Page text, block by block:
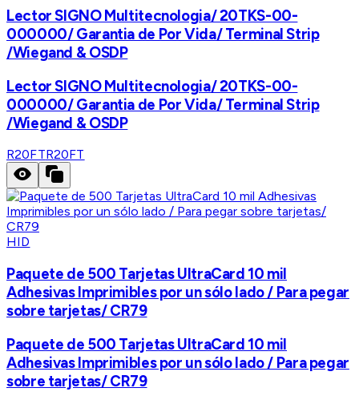
Lector SIGNO Multitecnologia/ 20TKS-00-
000000/ Garantia de Por Vida/ Terminal Strip
/Wiegand & OSDP
Lector SIGNO Multitecnologia/ 20TKS-00-
000000/ Garantia de Por Vida/ Terminal Strip
/Wiegand & OSDP
R20FTR20FT
HID
Paquete de 500 Tarjetas UltraCard 10 mil
Adhesivas Imprimibles por un sólo lado / Para pegar
sobre tarjetas/ CR79
Paquete de 500 Tarjetas UltraCard 10 mil
Adhesivas Imprimibles por un sólo lado / Para pegar
sobre tarjetas/ CR79